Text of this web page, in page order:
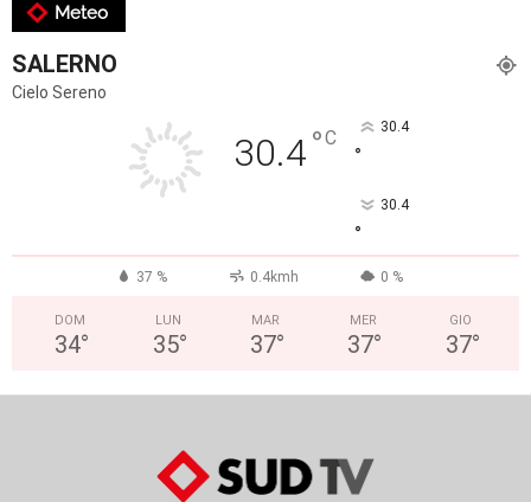
Meteo
SALERNO
Cielo Sereno
30.4°C 30.4
°
30.4
°
37 % 0.4kmh 0 %
DOM
34°
LUN
35°
MAR
37°
MER
37°
GIO
37°